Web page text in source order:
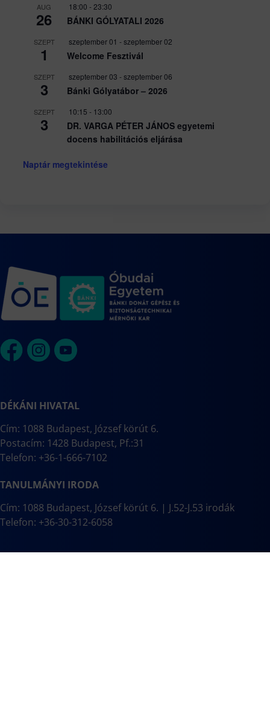
AUG
26
18:00 - 23:30
BÁNKI GÓLYATALI 2026
SZEPT
1
szeptember 01 -szeptember 02
Welcome Fesztivál
SZEPT
3
szeptember 03 -szeptember 06
Bánki Gólyatábor – 2026
SZEPT
3
10:15 - 13:00
DR. VARGA PÉTER JÁNOS egyetemi
docens habilitációs eljárása
Naptár megtekintése
DÉKÁNI HIVATAL
Cím: 1088 Budapest, József körút 6.
Postacím: 1428 Budapest, Pf.:31
Telefon: +36-1-666-7102
TANULMÁNYI IRODA
Cím: 1088 Budapest, József körút 6. | J.52-J.53 irodák
Telefon: +36-30-312-6058